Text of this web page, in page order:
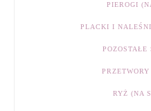
PIEROGI
PLACKI I
POZOSTAŁE
RYŻ (NA